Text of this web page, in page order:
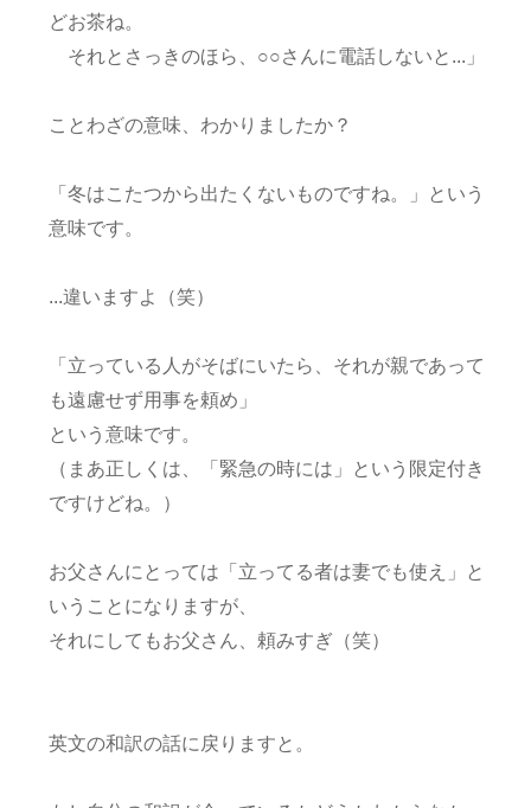
どお茶ね。
それとさっきのほら、○○さんに電話しないと...」
ことわざの意味、わかりましたか？
「冬はこたつから出たくないものですね。」という
意味です。
...違いますよ（笑）
「立っている人がそばにいたら、それが親であって
も遠慮せず用事を頼め」
という意味です。
（まあ正しくは、「緊急の時には」という限定付き
ですけどね。）
お父さんにとっては「立ってる者は妻でも使え」と
いうことになりますが、
それにしてもお父さん、頼みすぎ（笑）
英文の和訳の話に戻りますと。